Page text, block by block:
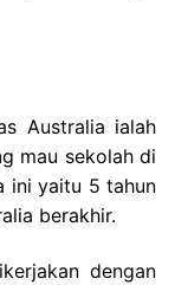
Australia ialah
mau sekolah di
ini yaitu 5 tahun
berakhir.
dengan